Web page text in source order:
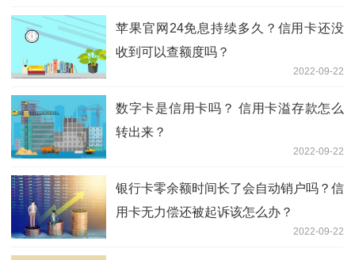
苹果官网24免息持续多久？信用卡还没
收到可以查额度吗？
2022-09-22
数字卡是信用卡吗？ 信用卡溢存款怎么
转出来？
2022-09-22
银行卡零余额时间长了会自动销户吗？信
用卡无力偿还被起诉该怎么办？
2022-09-22